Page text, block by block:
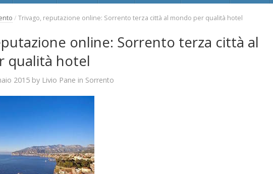
/ Trivago, reputazione online: Sorrento terza città al mondo per qualità hotel
online: Sorrento terza città al
qualità hotel
2015 by Livio Pane in Sorrento